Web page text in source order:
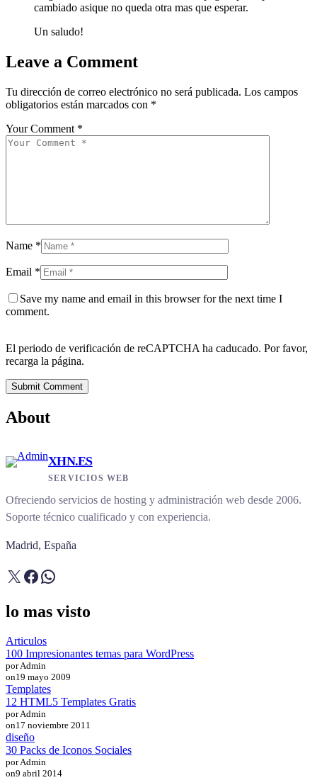
cambiado asique no queda otra mas que esperar.
Un saludo!
Leave a Comment
Tu dirección de correo electrónico no será publicada. Los campos
obligatorios están marcados con *
Your Comment *
Name *
Email *
Save my name and email in this browser for the next time I
comment.
El periodo de verificación de reCAPTCHA ha caducado. Por favor,
recarga la página.
Submit Comment
About
XHN.ES
SERVICIOS WEB
Ofreciendo servicios de hosting y administración web desde 2006.
Soporte técnico cualificado y con experiencia.
Madrid, España
X Facebook
WhatsApp
lo mas visto
Articulos
100 Impresionantes temas para WordPress
por Admin
on19 mayo 2009
Templates
12 HTML5 Templates Gratis
por Admin
on17 noviembre 2011
diseño
30 Packs de Iconos Sociales
por Admin
on9 abril 2014